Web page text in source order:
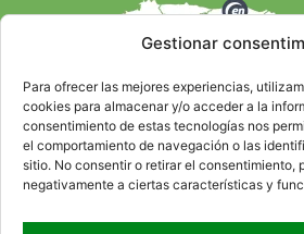
Gestionar
Para ofrecer las mejores experiencias,
cookies para almacenar y/o acceder a la
consentimiento de estas tecnologías nos
el comportamiento de navegación o las
sitio. No consentir o retirar el consentimiento,
negativamente a ciertas características y